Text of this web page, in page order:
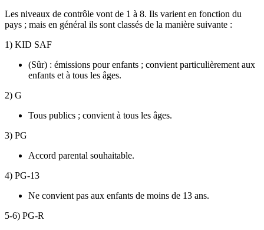
Les niveaux de contrôle vont de 1 à 8. Ils varient en fonction du
pays ; mais en général ils sont classés de la manière suivante :
1) KID SAF
(Sûr) : émissions pour enfants ; convient particulièrement aux
enfants et à tous les âges.
2) G
Tous publics ; convient à tous les âges.
3) PG
Accord parental souhaitable.
4) PG-13
Ne convient pas aux enfants de moins de 13 ans.
5-6) PG-R